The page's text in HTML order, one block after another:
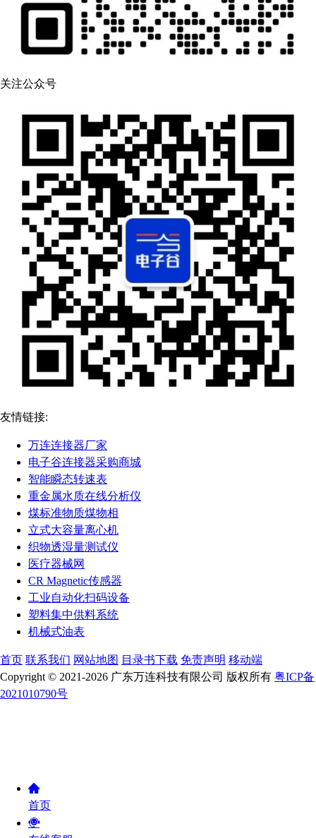
关注公众号
友情链接:
万连连接器厂家
电子谷连接器采购商城
智能瞬态转速表
重金属水质在线分析仪
煤标准物质煤物相
立式大容量离心机
织物透湿量测试仪
医疗器械网
CR Magnetic传感器
工业自动化扫码设备
塑料集中供料系统
机械式油表
首页 联系我们 网站地图 目录书下载 免责声明 移动端
Copyright © 2021-2026 广东万连科技有限公司 版权所有 粤ICP备
2021010790号
首页